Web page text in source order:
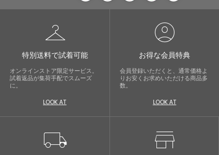
checkroom
特別送料で試着可能
オンラインストア限定サービス。
試着返品が集荷手配でスムーズ
に。
LOOK AT
account_circle
お得な会員特典
会員登録いただくと、通常価格よ
りお安くお求めいただける商品多
数。
LOOK AT
local_shipping store